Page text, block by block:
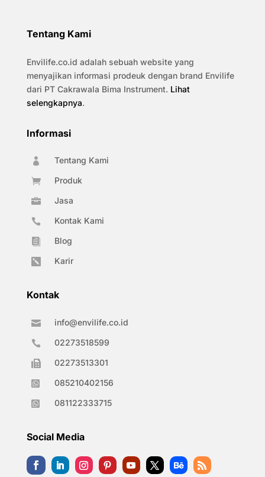
Tentang Kami
Envilife.co.id adalah sebuah website yang
menyajikan informasi prodeuk dengan brand Envilife
dari PT Cakrawala Bima Instrument. Lihat
selengkapnya.
Informasi
 Tentang Kami
 Produk
 Jasa
 Kontak Kami
 Blog
 Karir
Kontak
 info@envilife.co.id
 02273518599
 02273513301
 085210402156
 081122333715
Social Media